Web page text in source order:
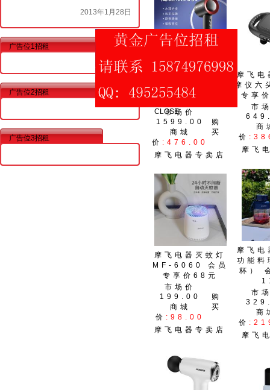
2013年1月28日
广告位1招租
广告位2招租
广告位3招租
摩飞电器高速吹
普通会员专享价
市场价
1599.00
购
买
商城
价 :476.00
摩飞电器专卖店
摩飞电
摩仪六
专享
市
商
价
摩飞
摩飞电器灭蚊灯
MF-6060 会员
专享价68元
市场价
199.00
购
买
商城
价 :98.00
摩飞电器专卖店
摩飞电
功能料
杯）
市
商
价
摩飞
CLOSE